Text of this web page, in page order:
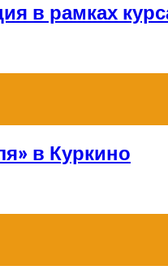
в рамках
в Куркино